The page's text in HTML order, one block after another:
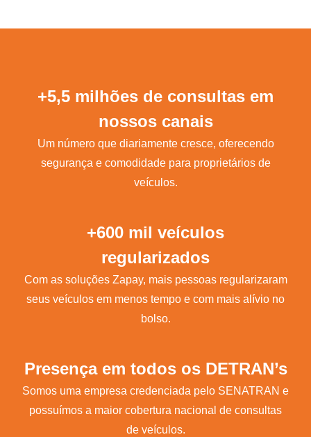
+5,5 milhões de consultas em
nossos canais
Um número que diariamente cresce, oferecendo
segurança e comodidade para proprietários de
veículos.
+600 mil veículos
regularizados
Com as soluções Zapay, mais pessoas regularizaram
seus veículos em menos tempo e com mais alívio no
bolso.
Presença em todos os DETRAN’s
Somos uma empresa credenciada pelo SENATRAN e
possuímos a maior cobertura nacional de consultas
de veículos.